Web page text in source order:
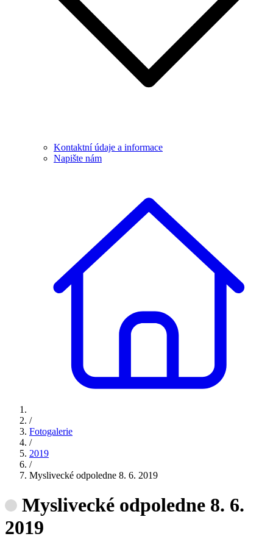
Kontaktní údaje a informace
Napište nám
/
Fotogalerie
/
2019
/
Myslivecké odpoledne 8. 6. 2019
Myslivecké odpoledne 8. 6.
2019